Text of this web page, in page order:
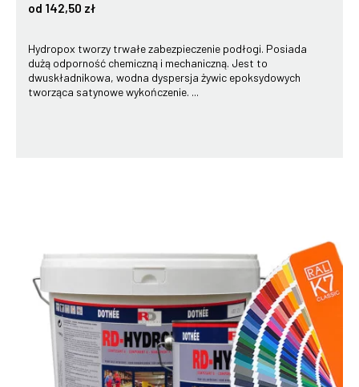
od 142,50 zł
Hydropox tworzy trwałe zabezpieczenie podłogi. Posiada
dużą odporność chemiczną i mechaniczną. Jest to
dwuskładnikowa, wodna dyspersja żywic epoksydowych
tworząca satynowe wykończenie. ...